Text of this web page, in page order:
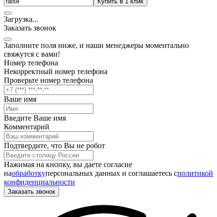
Загрузка...
Заказать звонок
Заполните поля ниже, и наши менеджеры моментально
свяжутся с вами!
Номер телефона
Некорректный номер телефона
Проверьте номер телефона
Ваше имя
Введите Ваше имя
Комментарий
Подтвердите, что Вы не робот
Нажимая на кнопку, вы даете согласие
наобработкуперсональных данных и соглашаетесь cполитикой
конфиденциальности
Заказать звонок